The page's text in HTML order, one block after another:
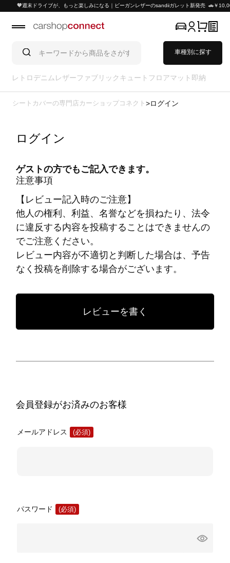
🧡週末ドライブが、もっと楽しみになる｜ビーガンレザーのsandiiガレット新発売 🚗￥
車種別に探す
レトロ デニム レザーファブリック キュート フロアマット 即納
シートカバーの専門店カーショップコネクト ログイン
ログイン
ゲストの方でもご記入できます。
注意事項
【レビュー記入時のご注意】
他人の権利、利益、名誉などを損ねたり、法令
に違反する内容を投稿することはできませんの
でご注意ください。
レビュー内容が不適切と判断した場合は、予告
なく投稿を削除する場合がございます。
レビューを書く
会員登録がお済みのお客様
メールアドレス
パスワード